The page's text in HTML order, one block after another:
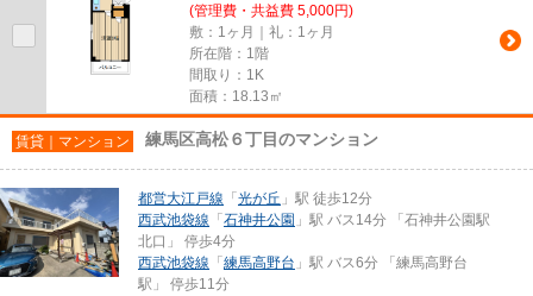
(管理費・共益費 5,000円)
敷：1ヶ月｜礼：1ヶ月
所在階：1階
間取り：1K
面積：18.13㎡
賃貸｜マンション 練馬区高松６丁目のマンション
都営大江戸線 「 光が丘 」駅 徒歩12分
西武池袋線 「 石神井公園 」駅 バス14分 「石神井公園駅
北口」 停歩4分
西武池袋線 「 練馬高野台 」駅 バス6分 「練馬高野台
駅」 停歩11分